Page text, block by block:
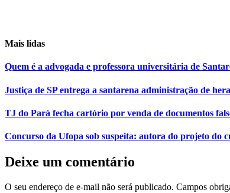
Mais lidas
Quem é a advogada e professora universitária de
Justiça de SP entrega a santarena administração de
TJ do Pará fecha cartório por venda de documentos
Concurso da Ufopa sob suspeita: autora do projeto do
Deixe um comentário
O seu endereço de e-mail não será publicado. Campos